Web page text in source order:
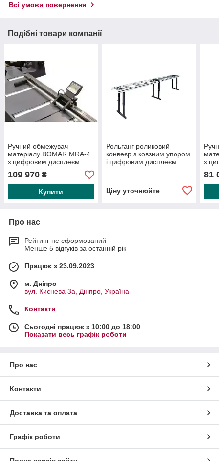
Всі умови повернення
Подібні товари компанії
Ручний обмежувач
матеріалу BOMAR MRA-4
з цифровим дисплеєм
4000 мм
109 970 ₴
Купити
Рольганг роликовий
конвеєр з ковзним упором
і цифровим дисплеєм
Ціну уточнюйте
з
81
Про нас
Рейтинг не сформований
Менше 5 відгуків за останній рік
Працює з 23.09.2023
м. Дніпро
вул. Киснева 3а, Дніпро, Україна
Контакти
Сьогодні працює з 10:00 до 18:00
Показати весь графік роботи
Про нас
Контакти
Доставка та оплата
Графік роботи